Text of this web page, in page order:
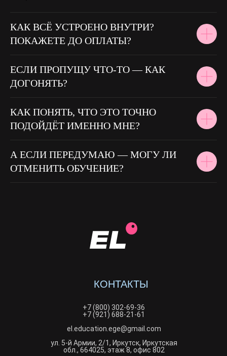
КАК ВСЁ УСТРОЕНО ВНУТРИ?
ПОКАЖЕТЕ ДО ОПЛАТЫ?
ЕСЛИ ПРОПУЩУ ЧТО-ТО — КАК
ДОГОНЯТЬ?
КАК ПОНЯТЬ, ЧТО ЭТО ТОЧНО
ПОДОЙДЁТ ИМЕННО МНЕ?
А ЕСЛИ ПЕРЕДУМАЮ — МОГУ ЛИ
ОТМЕНИТЬ ОБУЧЕНИЕ?
КОНТАКТЫ
+7 (800) 302-69-36
+7 (921) 688-21-61
el.education.ege@gmail.com
ул. 5-й Армии, 2/1, Иркутск, Иркутская
обл., 664025, этаж 8, офис 802